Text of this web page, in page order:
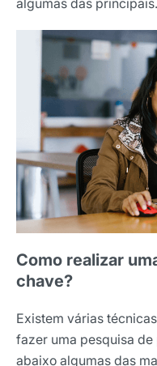
Como realizar
chave?
Existem várias
fazer uma pesquisa de
abaixo algumas das